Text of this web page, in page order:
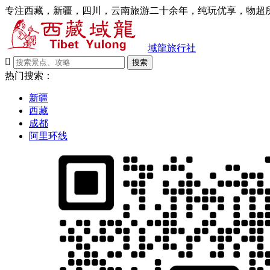
专注西藏，新疆，四川，云南旅游二十余年，纯玩优享，物超
域龍旅行社

搜索
热门搜索：
新疆
西藏
成都
阿里环线